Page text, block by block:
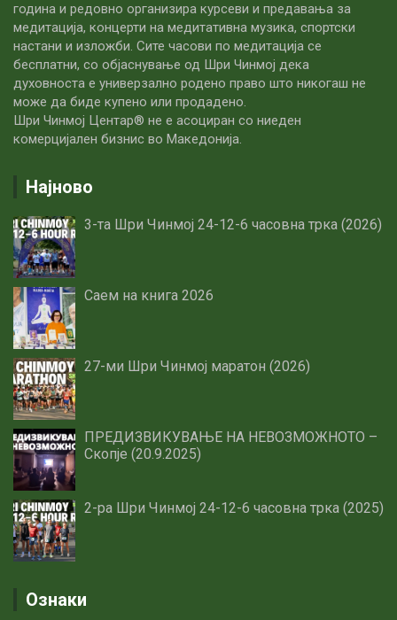
година и редовно организира курсеви и предавања за
медитација, концерти на медитативна музика, спортски
настани и изложби. Сите часови по медитацијa се
бесплатни, со објаснување од Шри Чинмој дека
духовноста е универзално родено право што никогаш не
може да биде купено или продадено.
Шри Чинмој Центар® не е асоциран со ниеден
комерцијален бизнис во Македонија.
Најново
3-та Шри Чинмој 24-12-6 часовна трка (2026)
Саем на книга 2026
27-ми Шри Чинмој маратон (2026)
ПРЕДИЗВИКУВАЊЕ НА НЕВОЗМОЖНОТО –
Скопје (20.9.2025)
2-ра Шри Чинмој 24-12-6 часовна трка (2025)
Ознаки